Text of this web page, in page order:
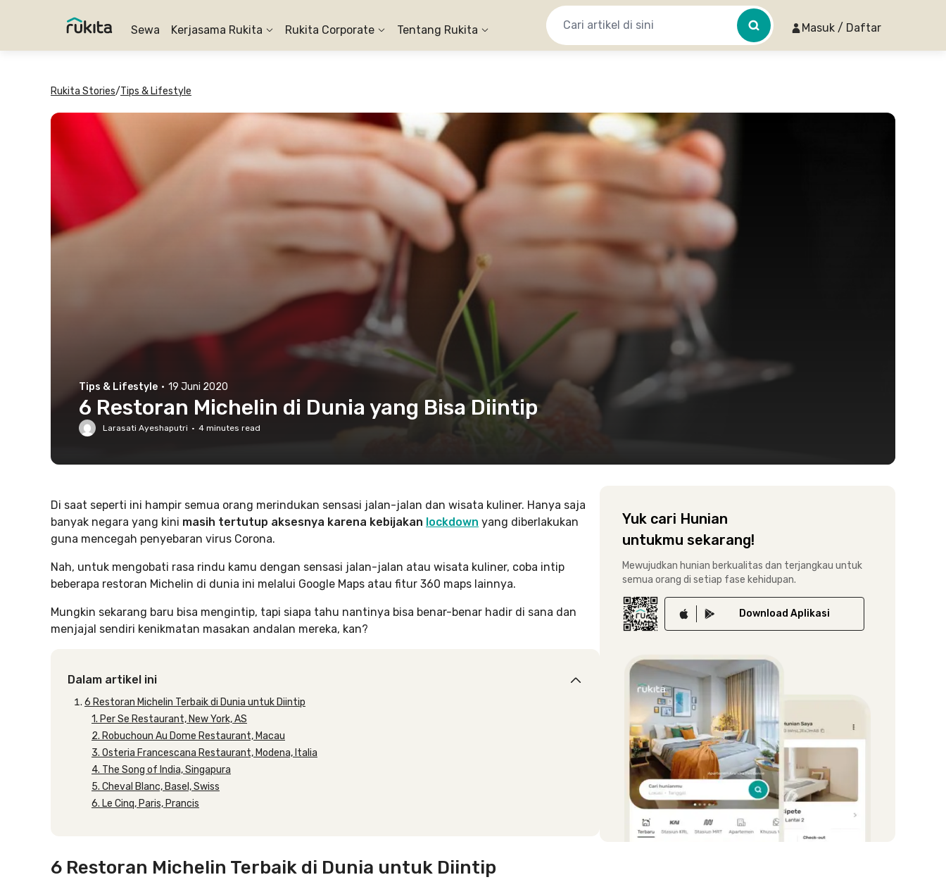
Sewa Kerjasama Rukita Rukita Corporate Tentang Rukita Masuk / Daftar
Rukita Stories/Tips & Lifestyle
Tips & Lifestyle · 19 Juni 2020
6 Restoran Michelin di Dunia yang Bisa Diintip
Larasati Ayeshaputri · 4 minutes read
Di saat seperti ini hampir semua orang merindukan sensasi jalan-jalan dan wisata kuliner. Hanya saja
banyak negara yang kini masih tertutup aksesnya karena kebijakan lockdown yang diberlakukan
guna mencegah penyebaran virus Corona.
Nah, untuk mengobati rasa rindu kamu dengan sensasi jalan-jalan atau wisata kuliner, coba intip
beberapa restoran Michelin di dunia ini melalui Google Maps atau fitur 360 maps lainnya.
Mungkin sekarang baru bisa mengintip, tapi siapa tahu nantinya bisa benar-benar hadir di sana dan
menjajal sendiri kenikmatan masakan andalan mereka, kan?
Dalam artikel ini
6 Restoran Michelin Terbaik di Dunia untuk Diintip
1. Per Se Restaurant, New York, AS
2. Robuchoun Au Dome Restaurant, Macau
3. Osteria Francescana Restaurant, Modena, Italia
4. The Song of India, Singapura
5. Cheval Blanc, Basel, Swiss
6. Le Cinq, Paris, Prancis
6 Restoran Michelin Terbaik di Dunia untuk Diintip
Yuk cari Hunian
untukmu sekarang!
Mewujudkan hunian berkualitas dan terjangkau untuk
semua orang di setiap fase kehidupan.
Download Aplikasi